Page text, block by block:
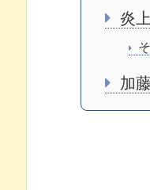
炎
加